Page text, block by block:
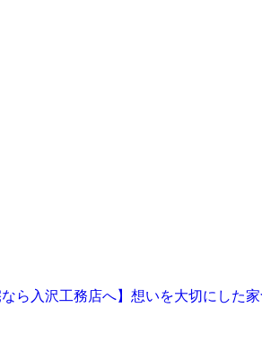
ら入沢工務店へ】想いを大切にした家